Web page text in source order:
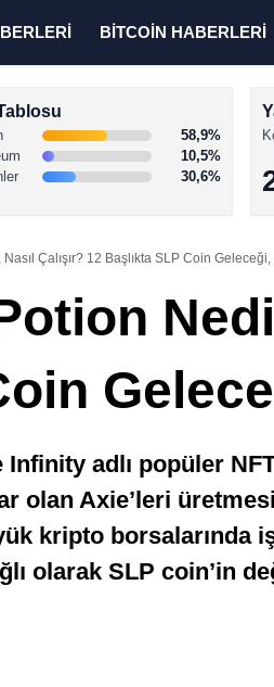
BİTCOİN HABERLERİ
58,9%
10,5%
30,6%
Çalışır? 12 Başlıkta SLP Coin Geleceği,
adlı popüler
olan Axie’leri
kripto
olarak SLP coin’in